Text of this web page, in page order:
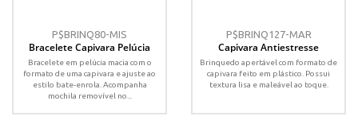
P$BRINQ80-MIS
Bracelete Capivara Pelúcia
Bracelete em pelúcia macia com o
formato de uma capivara e ajuste ao
estilo bate-enrola. Acompanha
mochila removível no...
P$BRINQ127-MAR
Capivara Antiestresse
Brinquedo apertável com formato de
capivara feito em plástico. Possui
textura lisa e maleável ao toque.